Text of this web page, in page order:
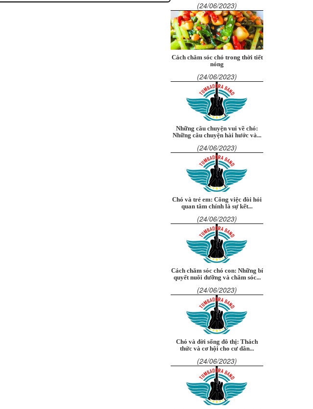
(24/06/2023)
Cách chăm sóc chó trong thời tiết
nóng
(24/06/2023)
Những câu chuyện vui về chó:
Những câu chuyện hài hước và...
(24/06/2023)
Chó và trẻ em: Công việc đòi hỏi
quan tâm chính là sự kết...
(24/06/2023)
Cách chăm sóc chó con: Những bí
quyết nuôi dưỡng và chăm sóc...
(24/06/2023)
Chó và đời sống đô thị: Thách
thức và cơ hội cho cư dân...
(24/06/2023)